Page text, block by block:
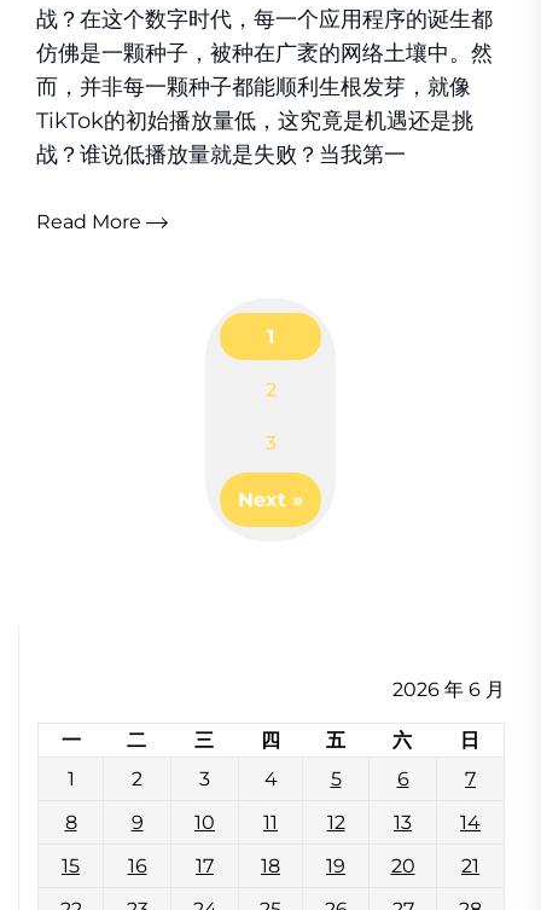
战？在这个数字时代，每一个应用程序的诞生都
仿佛是一颗种子，被种在广袤的网络土壤中。然
而，并非每一颗种子都能顺利生根发芽，就像
TikTok的初始播放量低，这究竟是机遇还是挑
战？谁说低播放量就是失败？当我第一
Read More
navigation
1
2
3
Next »
2026 年 6 月
一 二 三 四 五 六
日
1
2 3 4 5 6
7
8
9 10 11 12 13
14
15
16 17 18 19 20
21